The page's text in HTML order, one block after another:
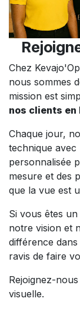
Chez
nous sommes
mission est
nos clients
Chaque jour,
technique
personnalisée
mesure et des
que la vue est
Si vous êtes
notre vision et
différence
ravis de faire
Rejoignez-
visuelle.